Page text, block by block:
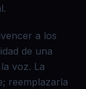
a los
de una
voz. La
reemplazarla